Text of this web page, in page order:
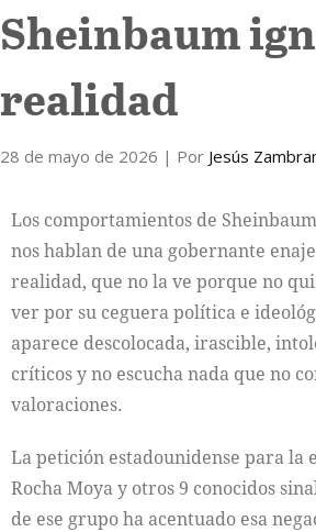
Sheinbaum
realidad
28 de mayo de 2026 | Por Jesús
Los comportamientos de
nos hablan de una gobernante
realidad, que no la ve porque no
ver por su ceguera política e
aparece descolocada, irascible,
críticos y no escucha nada que no
valoraciones.
La petición estadounidense para la
Rocha Moya y otros 9 conocidos
de ese grupo ha acentuado esa